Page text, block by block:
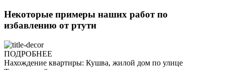
Некоторые примеры наших работ по
избавлению от ртути
ПОДРОБНЕЕ
Нахождение квартиры: Кушва, жилой дом по улице